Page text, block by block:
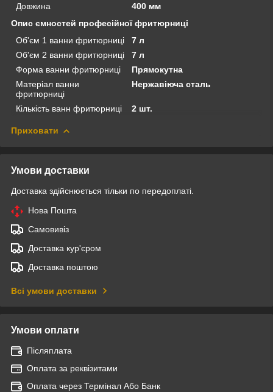
Довжина
400 мм
Опис ємностей професійної фритюрниці
Об'єм 1 ванни фритюрниці
7 л
Об'єм 2 ванни фритюрниці
7 л
Форма ванни фритюрниці
Прямокутна
Матеріал ванни
фритюрниці
Нержавіюча сталь
Кількість ванн фритюрниці 2 шт.
Приховати
Умови доставки
Доставка здійснюється тільки по передоплаті.
Нова Пошта
Самовивіз
Доставка кур'єром
Доставка поштою
Всі умови доставки
Умови оплати
Післяплата
Оплата за реквізитами
Оплата через Термінал Або Банк